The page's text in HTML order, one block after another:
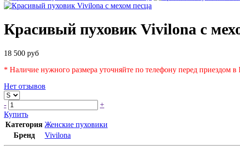
Красивый пуховик Vivilona с
18 500 руб
* Наличие нужного размера уточняйте по телефону перед приездом
Нет отзывов
-
+
Купить
Категория Женские пуховики
Бренд
Vivilona